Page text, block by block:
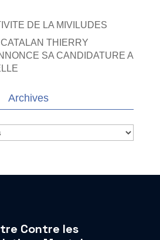
DE LA MIVILUDES
THIERRY
SA CANDIDATURE A
Archives
Contre les